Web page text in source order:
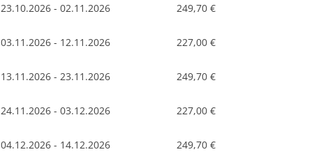
23.10.2026 - 02.11.2026 249,70 €
03.11.2026 - 12.11.2026 227,00 €
13.11.2026 - 23.11.2026 249,70 €
24.11.2026 - 03.12.2026 227,00 €
04.12.2026 - 14.12.2026 249,70 €